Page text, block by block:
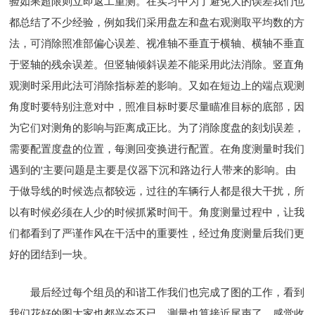
都总结了不少经验，例如我们采用盘左和盘右观测取平均数的方
法，可消除照准部偏心误差、视准轴不垂直于横轴、横轴不垂直
于竖轴的残余误差。但竖轴倾斜误差不能采用此法消除。竖直角
观测时采用此法可消除指标差的影响。又如在短边上的端点观测
角度时要特别注意对中，照准目标时要尽量瞄准目标的底部，因
为它们对测角的影响与距离成正比。为了消除度盘的刻划误差，
需要配置度盘的位置，每测回变换进行配置。在角度测量时我们
遇到的'主要问题是主要是仪器下沉和路边行人带来的影响。由
于做导线的时候选点都较远，过往的车辆行人都是很大干扰，所
以有时候必须在人少的时候抓紧时间干。角度测量过程中，让我
们都看到了严谨作风在干活中的重要性，经过角度测量后我们更
好的团结到一块。
最后经过每个组员的和谐工作我们也完成了图的工作，看到